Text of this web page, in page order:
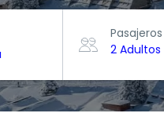
Pasajeros
2 Adultos